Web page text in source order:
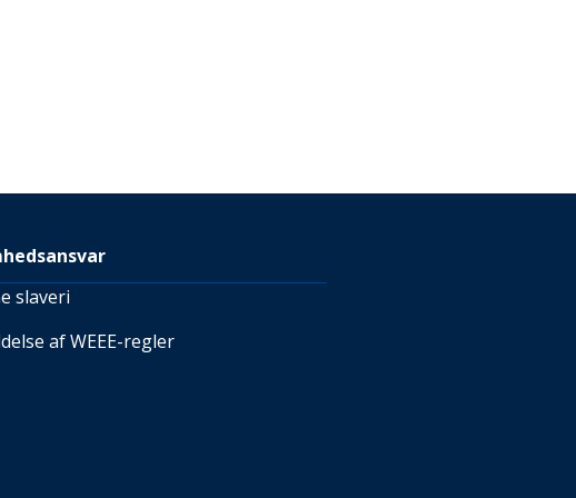
slaveri
af WEEE-regler